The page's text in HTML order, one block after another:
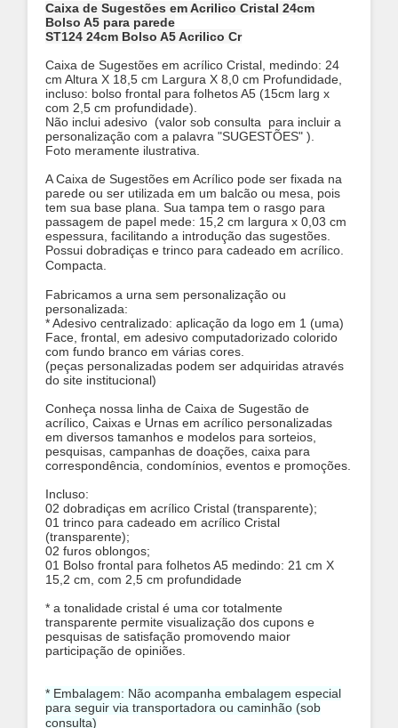
Caixa de Sugestões em Acrilico Cristal 24cm
Bolso A5 para parede
ST124 24cm Bolso A5 Acrilico Cr
Caixa de Sugestões em acrílico Cristal, medindo: 24
cm Altura X 18,5 cm Largura X 8,0 cm Profundidade,
incluso: bolso frontal para folhetos A5 (15cm larg x
com 2,5 cm profundidade).
Não inclui adesivo (valor sob consulta para incluir a
personalização com a palavra "SUGESTÕES" ).
Foto meramente ilustrativa.
A Caixa de Sugestões em Acrílico pode ser fixada na
parede ou ser utilizada em um balcão ou mesa, pois
tem sua base plana. Sua tampa tem o rasgo para
passagem de papel mede: 15,2 cm largura x 0,03 cm
espessura, facilitando a introdução das sugestões.
Possui dobradiças e trinco para cadeado em acrílico.
Compacta.
Fabricamos a urna sem personalização ou
personalizada:
* Adesivo centralizado: aplicação da logo em 1 (uma)
Face, frontal, em adesivo computadorizado colorido
com fundo branco em várias cores.
(peças personalizadas podem ser adquiridas através
do site institucional)
Conheça nossa linha de Caixa de Sugestão de
acrílico, Caixas e Urnas em acrílico personalizadas
em diversos tamanhos e modelos para sorteios,
pesquisas, campanhas de doações, caixa para
correspondência, condomínios, eventos e promoções.
Incluso:
02 dobradiças em acrílico Cristal (transparente);
01 trinco para cadeado em acrílico Cristal
(transparente);
02 furos oblongos;
01 Bolso frontal para folhetos A5 medindo: 21 cm X
15,2 cm, com 2,5 cm profundidade
* a tonalidade cristal é uma cor totalmente
transparente permite visualização dos cupons e
pesquisas de satisfação promovendo maior
participação de opiniões.
* Embalagem: Não acompanha embalagem especial
para seguir via transportadora ou caminhão (sob
consulta)